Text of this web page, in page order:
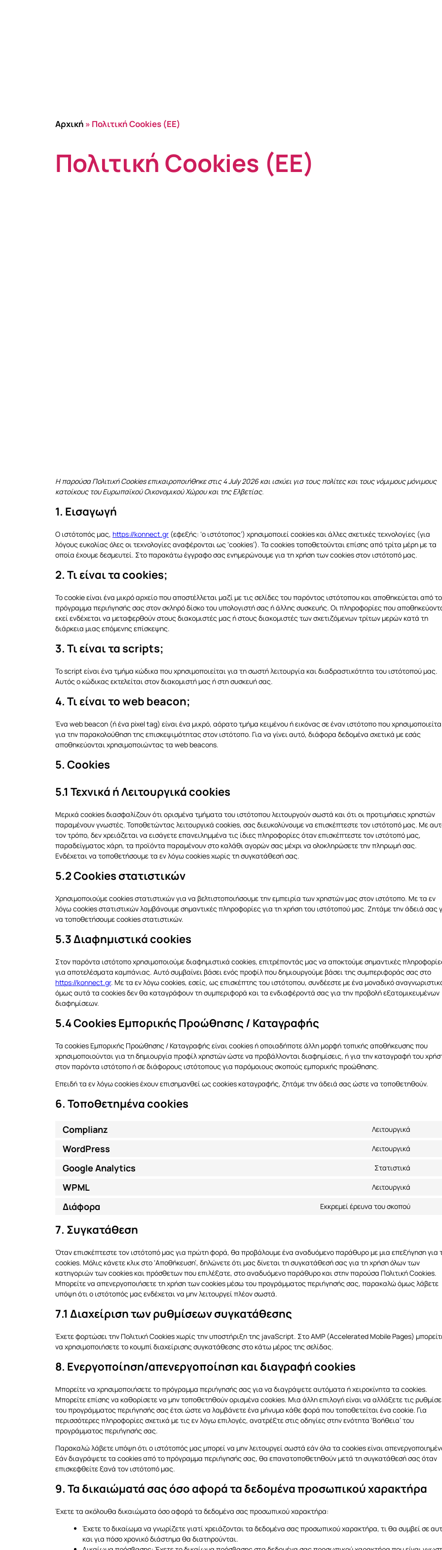
Αρχική » Πολιτική Cookies (ΕΕ)
Πολιτική Cookies (ΕΕ)
Η παρούσα Πολιτική Cookies επικαιροποιήθηκε στις 4 July 2026 και ισχύει για τους πολίτες και τους νόμιμους μόνιμους
κατοίκους του Ευρωπαϊκού Οικονομικού Χώρου και της Ελβετίας.
1. Εισαγωγή
Ο ιστότοπός μας, https://konnect.gr (εφεξής: ‘ο ιστότοπος’) χρησιμοποιεί cookies και άλλες σχετικές τεχνολογίες (για
λόγους ευκολίας όλες οι τεχνολογίες αναφέρονται ως ‘cookies’). Τα cookies τοποθετούνται επίσης από τρίτα μέρη με τα
οποία έχουμε δεσμευτεί. Στο παρακάτω έγγραφο σας ενημερώνουμε για τη χρήση των cookies στον ιστότοπό μας.
2. Τι είναι τα cookies;
Το cookie είναι ένα μικρό αρχείο που αποστέλλεται μαζί με τις σελίδες του παρόντος ιστότοπου και αποθηκεύεται από το
πρόγραμμα περιήγησής σας στον σκληρό δίσκο του υπολογιστή σας ή άλλης συσκευής. Οι πληροφορίες που
εκεί ενδέχεται να μεταφερθούν στους διακομιστές μας ή στους διακομιστές των σχετιζόμενων τρίτων μερών κατά τη
διάρκεια μιας επόμενης επίσκεψης.
3. Τι είναι τα scripts;
Το script είναι ένα τμήμα κώδικα που χρησιμοποιείται για τη σωστή λειτουργία και διαδραστικότητα του ιστότοπού μας.
Αυτός ο κώδικας εκτελείται στον διακομιστή μας ή στη συσκευή σας.
4. Τι είναι το web beacon;
Ένα web beacon (ή ένα pixel tag) είναι ένα μικρό, αόρατο τμήμα κειμένου ή εικόνας σε έναν ιστότοπο που
για την παρακολούθηση της επισκεψιμότητας στον ιστότοπο. Για να γίνει αυτό, διάφορα δεδομένα σχετικά με εσάς
αποθηκεύονται χρησιμοποιώντας τα web beacons.
5. Cookies
5.1 Τεχνικά ή Λειτουργικά cookies
Μερικά cookies διασφαλίζουν ότι ορισμένα τμήματα του ιστότοπου λειτουργούν σωστά και ότι οι προτιμήσεις χρηστών
παραμένουν γνωστές. Τοποθετώντας λειτουργικά cookies, σας διευκολύνουμε να επισκέπτεστε τον ιστότοπό μας. Με
τον τρόπο, δεν χρειάζεται να εισάγετε επανειλημμένα τις ίδιες πληροφορίες όταν επισκέπτεστε τον ιστότοπό μας,
παραδείγματος χάρη, τα προϊόντα παραμένουν στο καλάθι αγορών σας μέχρι να ολοκληρώσετε την πληρωμή σας.
Ενδέχεται να τοποθετήσουμε τα εν λόγω cookies χωρίς τη συγκατάθεσή σας.
5.2 Cookies στατιστικών
Χρησιμοποιούμε cookies στατιστικών για να βελτιστοποιήσουμε την εμπειρία των χρηστών μας στον ιστότοπο. Με τα εν
λόγω cookies στατιστικών λαμβάνουμε σημαντικές πληροφορίες για τη χρήση του ιστότοπού μας. Ζητάμε την άδειά σας
να τοποθετήσουμε cookies στατιστικών.
5.3 Διαφημιστικά cookies
Στον παρόντα ιστότοπο χρησιμοποιούμε διαφημιστικά cookies, επιτρέποντάς μας να αποκτούμε σημαντικές
για αποτελέσματα καμπάνιας. Αυτό συμβαίνει βάσει ενός προφίλ που δημιουργούμε βάσει της συμπεριφοράς σας στο
https://konnect.gr. Με τα εν λόγω cookies, εσείς, ως επισκέπτης του ιστότοπου, συνδέεστε με ένα μοναδικό
όμως αυτά τα cookies δεν θα καταγράφουν τη συμπεριφορά και τα ενδιαφέροντά σας για την προβολή εξατομικευμένων
διαφημίσεων.
5.4 Cookies Εμπορικής Προώθησης / Καταγραφής
Τα cookies Εμπορικής Προώθησης / Καταγραφής είναι cookies ή οποιαδήποτε άλλη μορφή τοπικής αποθήκευσης που
χρησιμοποιούνται για τη δημιουργία προφίλ χρηστών ώστε να προβάλλονται διαφημίσεις, ή για την καταγραφή του
στον παρόντα ιστότοπο ή σε διάφορους ιστότοπους για παρόμοιους σκοπούς εμπορικής προώθησης.
Επειδή τα εν λόγω cookies έχουν επισημανθεί ως cookies καταγραφής, ζητάμε την άδειά σας ώστε να τοποθετηθούν.
6. Τοποθετημένα cookies
Complianz Λειτουργικά
WordPress Λειτουργικά
Google Analytics Στατιστικά
WPML Λειτουργικά
Διάφορα Εκκρεμεί έρευνα του σκοπού
7. Συγκατάθεση
Όταν επισκέπτεστε τον ιστότοπό μας για πρώτη φορά, θα προβάλουμε ένα αναδυόμενο παράθυρο με μια επεξήγηση για
cookies. Μόλις κάνετε κλικ στο ‘Αποθήκευση’, δηλώνετε ότι μας δίνεται τη συγκατάθεσή σας για τη χρήση όλων των
κατηγοριών των cookies και πρόσθετων που επιλέξατε, στο αναδυόμενο παράθυρο και στην παρούσα Πολιτική Cookies.
Μπορείτε να απενεργοποιήσετε τη χρήση των cookies μέσω του προγράμματος περιήγησής σας, παρακαλώ όμως λάβετε
υπόψη ότι ο ιστότοπός μας ενδέχεται να μην λειτουργεί πλέον σωστά.
7.1 Διαχείριση των ρυθμίσεων συγκατάθεσης
Έχετε φορτώσει την Πολιτική Cookies χωρίς την υποστήριξη της javaScript. Στο AMP (Accelerated Mobile Pages)
να χρησιμοποιήσετε το κουμπί διαχείρισης συγκατάθεσης στο κάτω μέρος της σελίδας.
8. Ενεργοποίηση/απενεργοποίηση και διαγραφή cookies
Μπορείτε να χρησιμοποιήσετε το πρόγραμμα περιήγησής σας για να διαγράψετε αυτόματα ή χειροκίνητα τα cookies.
Μπορείτε επίσης να καθορίσετε να μην τοποθετηθούν ορισμένα cookies. Μια άλλη επιλογή είναι να αλλάξετε τις
του προγράμματος περιήγησής σας έτσι ώστε να λαμβάνετε ένα μήνυμα κάθε φορά που τοποθετείται ένα cookie. Για
περισσότερες πληροφορίες σχετικά με τις εν λόγω επιλογές, ανατρέξτε στις οδηγίες στην ενότητα ‘Βοήθεια’ του
προγράμματος περιήγησής σας.
Παρακαλώ λάβετε υπόψη ότι ο ιστότοπός μας μπορεί να μην λειτουργεί σωστά εάν όλα τα cookies είναι
Εάν διαγράψετε τα cookies από το πρόγραμμα περιήγησής σας, θα επανατοποθετηθούν μετά τη συγκατάθεσή σας όταν
επισκεφθείτε ξανά τον ιστότοπό μας.
9. Τα δικαιώματά σας όσο αφορά τα δεδομένα προσωπικού χαρακτήρα
Έχετε τα ακόλουθα δικαιώματα όσο αφορά τα δεδομένα σας προσωπικού χαρακτήρα:
Έχετε το δικαίωμα να γνωρίζετε γιατί χρειάζονται τα δεδομένα σας προσωπικού χαρακτήρα, τι θα συμβεί σε
και για πόσο χρονικό διάστημα θα διατηρούνται.